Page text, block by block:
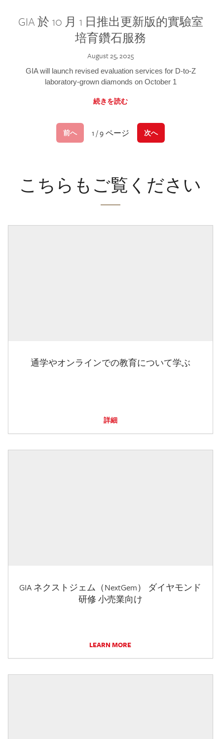
GIA 於 10 月 1 日推出更新版的實驗室
培育鑽石服務
August 25, 2025
GIA will launch revised evaluation services for D-to-Z
laboratory-grown diamonds on October 1
続きを読む
前へ 1 / 9 ページ 次へ
こちらもご覧ください
通学やオンラインでの教育について学ぶ
詳細
GIA ネクストジェム（NextGem） ダイヤモンド
研修 小売業向け
LEARN MORE